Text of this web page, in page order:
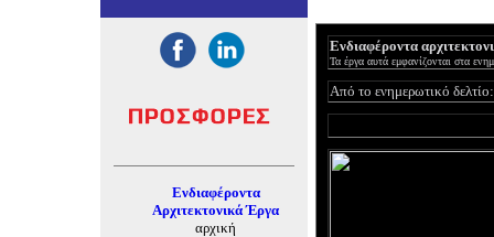
Ενδιαφέροντα
Αρχιτεκτονικά Έργα
αρχική
Ενδιαφέροντα
Τα έργα αυτά εμφανίζονται στα
Από το ενημερωτικό δελτίο: